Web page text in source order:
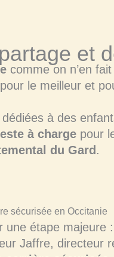
et
comme on n’en
le meilleur et
à des
à chargepour
du Gard .
sécurisée en Occitanie
une étape majeure
Jaffre, directeur